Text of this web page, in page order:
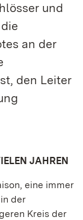
und
an der
den Leiter
JAHREN
eine immer
der
Kreis der